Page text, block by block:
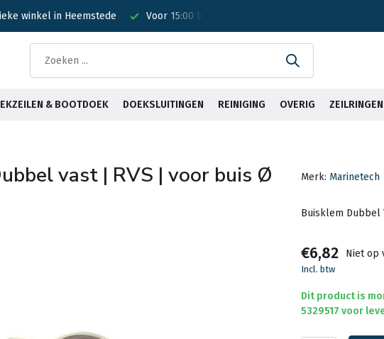
winkel in Heemstede Voor 15:00 besteld? Is vandaag verzonden!
& BOOTDOEK DOEKSLUITINGEN REINIGING OVERIG ZEILRINGEN
vast | RVS | voor buis Ø
Merk: Marinetech
Buisklem Dubbel
€6,82 Niet op
Incl. btw
Dit product is
5329517 voor